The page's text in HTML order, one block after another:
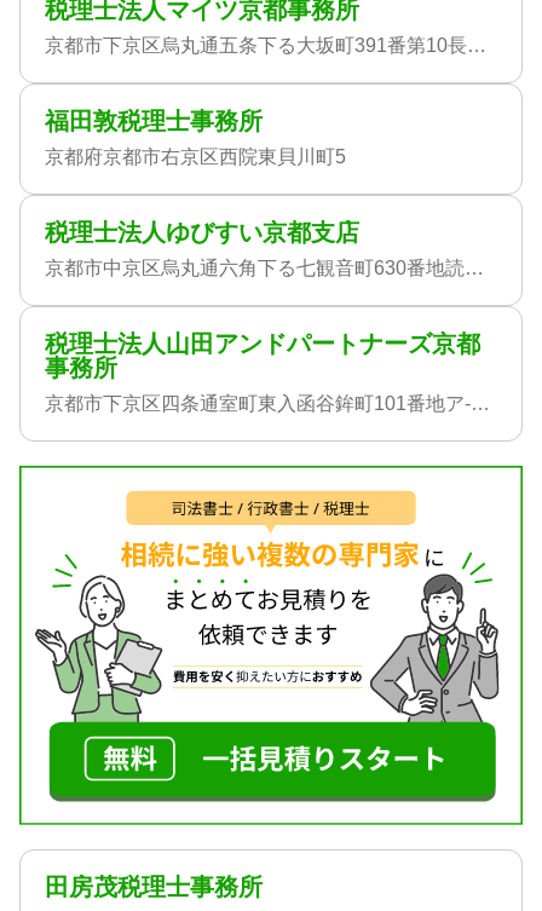
税理士法人マイツ京都事務所
京都市下京区烏丸通五条下る大坂町391番第10長谷ビル6階
福田敦税理士事務所
京都府京都市右京区西院東貝川町5
税理士法人ゆびすい京都支店
京都市中京区烏丸通六角下る七観音町630番地読売京都ビル
税理士法人山田アンドパートナーズ京都
事務所
京都市下京区四条通室町東入函谷鉾町101番地ア-バンネット四条烏丸ビル
田房茂税理士事務所